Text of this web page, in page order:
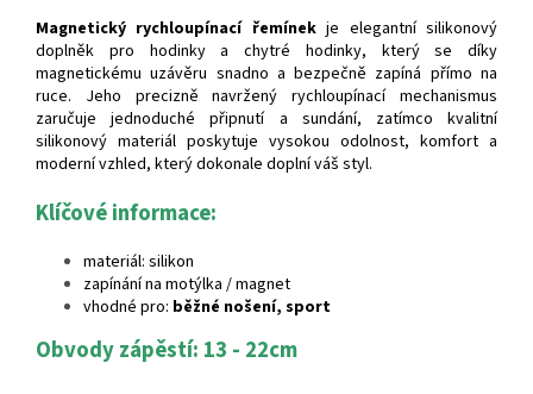
Magnetický rychloupínací řemínekje elegantní silikonový
doplněk pro hodinky a chytré hodinky, který se díky
magnetickému uzávěru snadno a bezpečně zapíná přímo na
ruce. Jeho precizně navržený rychloupínací mechanismus
zaručuje jednoduché připnutí a sundání, zatímco kvalitní
silikonový materiál poskytuje vysokou odolnost, komfort a
moderní vzhled, který dokonale doplní váš styl.
Klíčové informace:
materiál: silikon
zapínání na motýlka / magnet
vhodné pro: běžné nošení, sport
Obvody zápěstí: 13 - 22cm